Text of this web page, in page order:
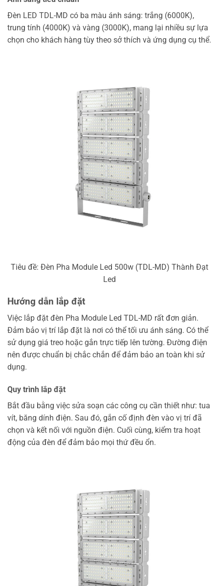
Đèn LED TDL-MD có ba màu ánh sáng: trắng (6000K),
trung tính (4000K) và vàng (3000K), mang lại nhiều sự lựa
chọn cho khách hàng tùy theo sở thích và ứng dụng cụ thể.
Tiêu đề: Đèn Pha Module Led 500w (TDL-MD) Thành Đạt
Led
Hướng dẫn lắp đặt
Việc lắp đặt đèn Pha Module Led TDL-MD rất đơn giản.
Đảm bảo vị trí lắp đặt là nơi có thể tối ưu ánh sáng. Có thể
sử dụng giá treo hoặc gắn trực tiếp lên tường. Đường điện
nên được chuẩn bị chắc chắn để đảm bảo an toàn khi sử
dụng.
Quy trình lắp đặt
Bắt đầu bằng việc sửa soạn các công cụ cần thiết như: tua
vít, băng dính điện. Sau đó, gắn cố định đèn vào vị trí đã
chọn và kết nối với nguồn điện. Cuối cùng, kiểm tra hoạt
động của đèn để đảm bảo mọi thứ đều ổn.